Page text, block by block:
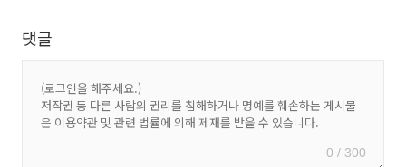
댓글
0 / 300